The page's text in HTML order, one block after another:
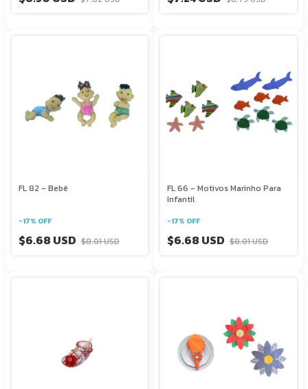
FL 82 - Bebê
-17% OFF
$6.68 USD $8.01 USD
FL 66 - Motivos Marinho Para
Infantil
-17% OFF
$6.68 USD $8.01 USD